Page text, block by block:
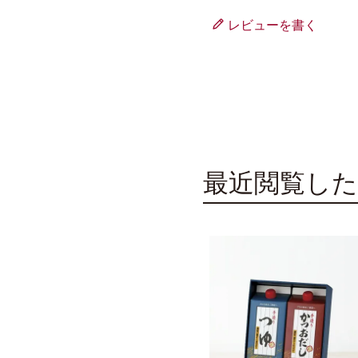
レビューを書く
最近閲覧し